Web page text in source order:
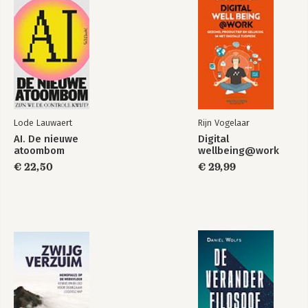
wekelijkse actualiteit vanuit de lens van
beeldvorming.
Zijn meest recente keynote op het event
“Gedragsgenoten” kreeg een 9.5 beoordeling.
Zijn boek “Gamechangers: Hoe kleine ingrepen
grote veranderingen ontketenen” gaat over de
vraag waarom zoveel goedbedoelde pogingen tot
verandering vastlopen en hoe je positieve
verandering kan ontketenen in organisaties en in
de samenleving. Het boek geeft een verrassende
blik op hoe je bloeiende culturen ontwerpt en
Lode Lauwaert
AI. De nieuwe
atoombom
€ 22,50
Rijn Vogelaar
Digital
wellbeing@work
€ 29,99